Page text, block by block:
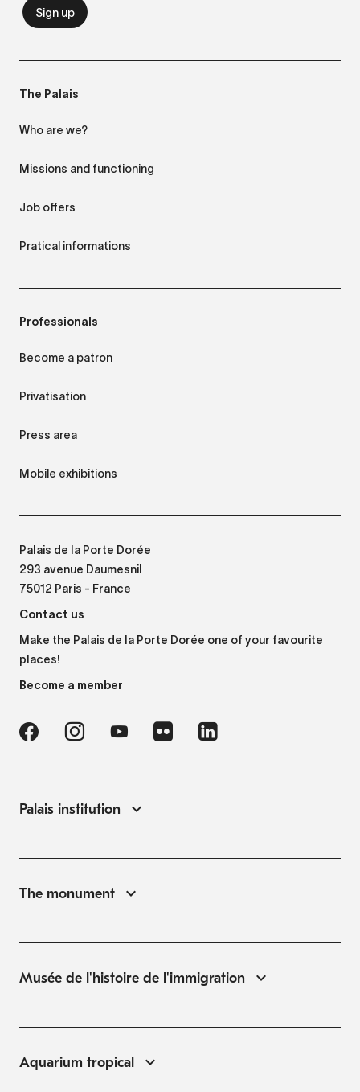
The Palais
Who are we?
Missions and functioning
Job offers
Pratical informations
Professionals
Become a patron
Privatisation
Press area
Mobile exhibitions
Palais de la Porte Dorée
293 avenue Daumesnil
75012 Paris - France
Contact us
Make the Palais de la Porte Dorée one of your favourite
places!
Become a member
Palais institution
The monument
Musée de l'histoire de l'immigration
Aquarium tropical